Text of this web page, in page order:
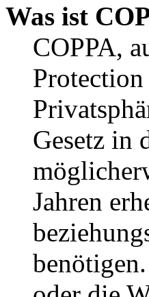
Was ist
COPPA,
Gesetz in
Jahren